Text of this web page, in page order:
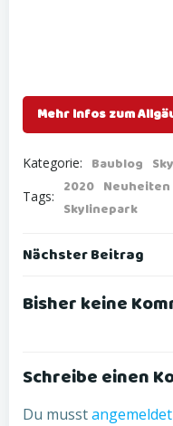
Mehr Infos zum
Kategorie: Baublog
Tags: 2020 Neuheiten
Skylinepark
Post
Nächster Beitrag
Bisher keine
Schreibe einen
Du musstangemeldet